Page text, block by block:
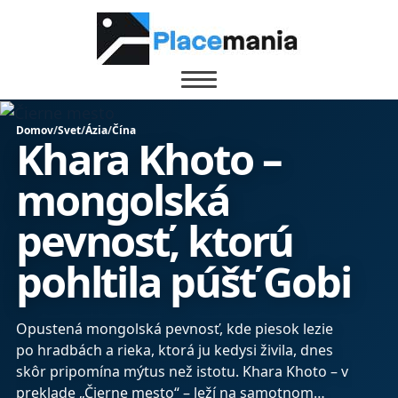
Domov/Svet/Ázia/Čína
Khara Khoto –
mongolská
pevnosť, ktorú
pohltila púšť Gobi
Opustená mongolská pevnosť, kde piesok lezie
po hradbách a rieka, ktorá ju kedysi živila, dnes
skôr pripomína mýtus než istotu. Khara Khoto – v
preklade „Čierne mesto“ – leží na samotnom